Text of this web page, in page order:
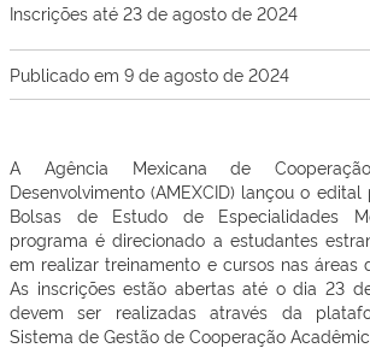
Inscrições até 23 de agosto de 2024
Publicado em 9 de agosto de 2024
A Agência Mexicana de
Desenvolvimento (AMEXCID) lançou o
Bolsas de Estudo de Especialidades
programa é direcionado a estudantes
em realizar treinamento e cursos nas áreas
As inscrições estão abertas até o dia 23
devem ser realizadas através da
Sistema de Gestão de Cooperação